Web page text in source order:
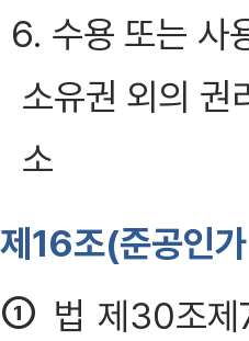
6. 수용 또는 사
소유권 외의 권
소
제16조(준공인
① 법 제30조제